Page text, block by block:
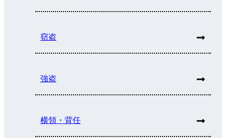
窃盗
強盗
横領・背任